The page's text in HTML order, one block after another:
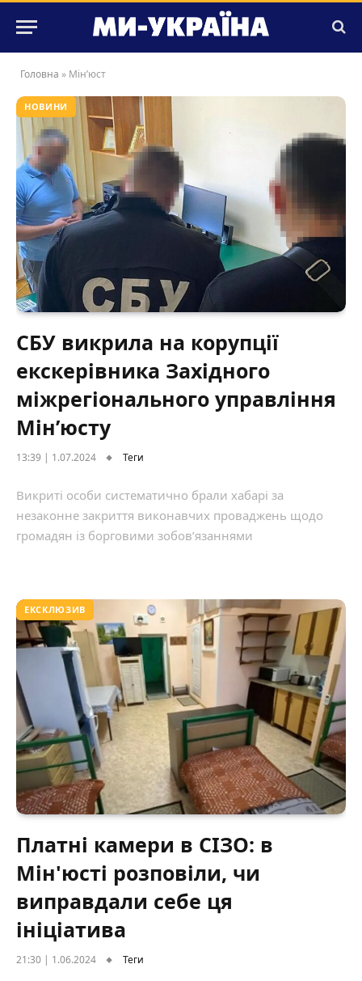
Головна » Мін’юст
НОВИНИ
СБУ викрила на корупції
екскерівника Західного
міжрегіонального управління
Мін’юсту
13:39 | 1.07.2024 Теги
Викриті особи систематично брали хабарі за
незаконне закриття виконавчих проваджень щодо
громадян із борговими зобов’язаннями
ЕКСКЛЮЗИВ
Платні камери в СІЗО: в
Мін'юсті розповіли, чи
виправдали себе ця
ініціатива
21:30 | 1.06.2024 Теги